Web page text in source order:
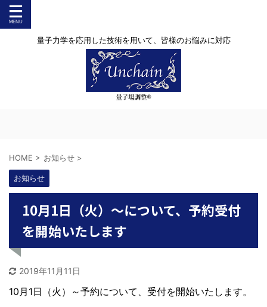
量子力学を応用した技術を用いて、皆様のお悩みに対応
HOME > お知らせ >
お知らせ
10月1日（火）～について、予約受付
を開始いたします
2019年11月11日
10月1日（火）～予約について、受付を開始いたします。